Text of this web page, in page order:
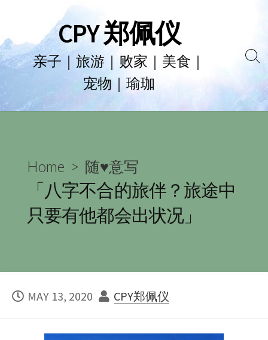
to
content
CPY 郑佩仪
亲子｜旅游｜败家｜美食｜
宠物｜瑜珈
Home > 随♥意写
「八字不合的旅伴？旅途中
只要有他都会出状况」
PUBLISHED
MAY 13, 2020 AUTHOR
CPY郑佩仪